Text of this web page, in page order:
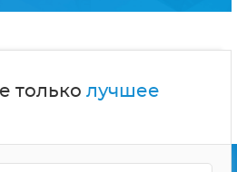
только лучшее